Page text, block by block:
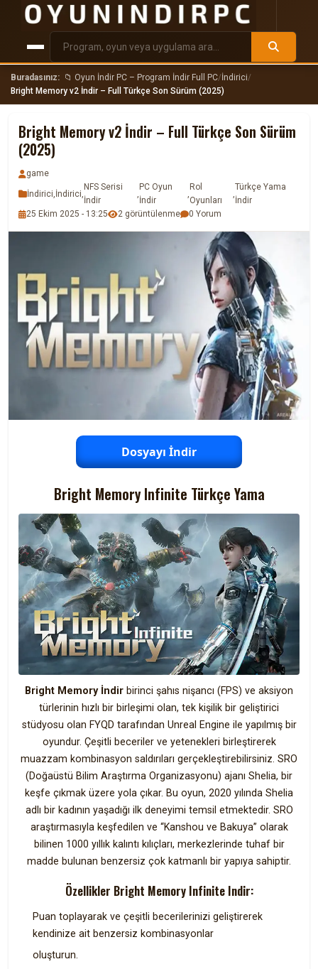
Buradasınız: 📁 Oyun İndir PC – Program İndir Full PC/İndirici/
Bright Memory v2 İndir – Full Türkçe Son Sürüm (2025)
Bright Memory v2 İndir – Full Türkçe Son Sürüm
(2025)
game
İndirici İndirici
NFS Serisi
İndir
PC Oyun
İndir
Rol
Oyunları
Türkçe Yama
İndir
25 Ekim 2025 - 13:25
2 görüntülenme 0 Yorum
Dosyayı İndir
Bright Memory Infinite Türkçe Yama
Bright Memory İndir birinci şahıs nişancı (FPS) ve aksiyon
türlerinin hızlı bir birleşimi olan, tek kişilik bir geliştirici
stüdyosu olan FYQD tarafından Unreal Engine ile yapılmış bir
oyundur. Çeşitli beceriler ve yetenekleri birleştirerek
muazzam kombinasyon saldırıları gerçekleştirebilirsiniz. SRO
(Doğaüstü Bilim Araştırma Organizasyonu) ajanı Shelia, bir
keşfe çıkmak üzere yola çıkar. Bu oyun, 2020 yılında Shelia
adlı bir kadının yaşadığı ilk deneyimi temsil etmektedir. SRO
araştırmasıyla keşfedilen ve “Kanshou ve Bakuya” olarak
bilinen 1000 yıllık kalıntı kılıçları, merkezlerinde tuhaf bir
madde bulunan benzersiz çok katmanlı bir yapıya sahiptir.
Özellikler Bright Memory Infinite Indir:
Puan toplayarak ve çeşitli becerilerinizi geliştirerek
kendinize ait benzersiz kombinasyonlar
oluşturun.